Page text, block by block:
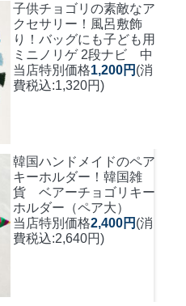
子供チョゴリの素敵なア
クセサリー！風呂敷飾
り！バッグにも子ども用
ミニノリゲ 2段ナビ 中
当店特別価格1,200円 (消
費税込:1,320円)
韓国ハンドメイドのペア
キーホルダー！ 韓国雑
貨 ベアーチョゴリキー
ホルダー（ペア大）
当店特別価格2,400円 (消
費税込:2,640円)